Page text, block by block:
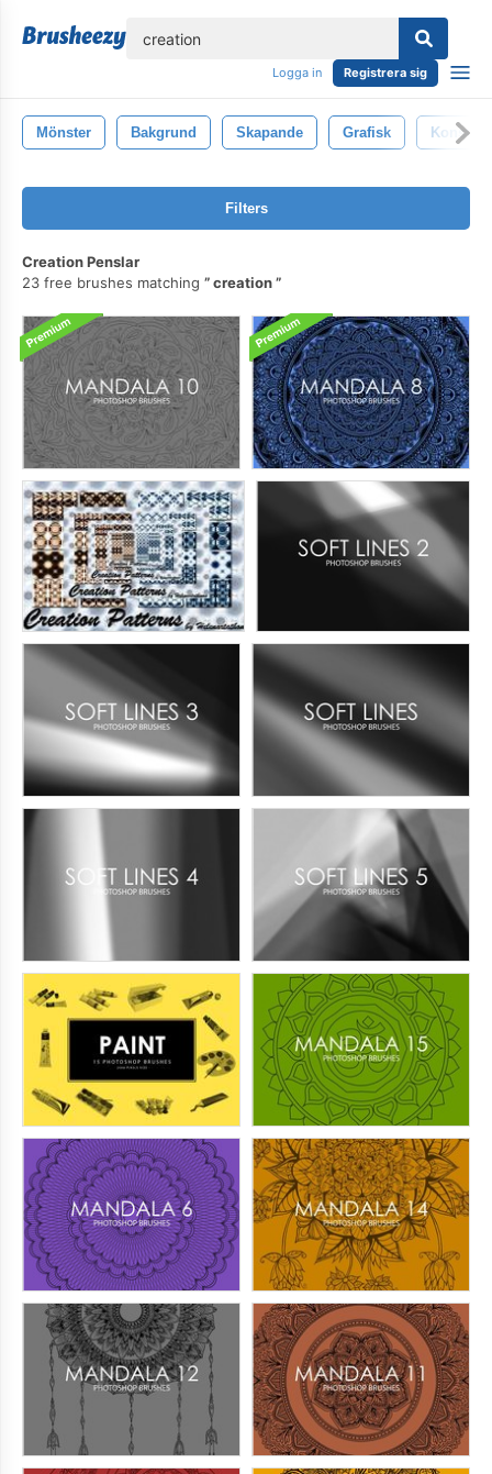
Logga in Registrera sig
Mönster Bakgrund Skapande Grafisk
Filters
Creation Penslar
23 free brushes matching
creation